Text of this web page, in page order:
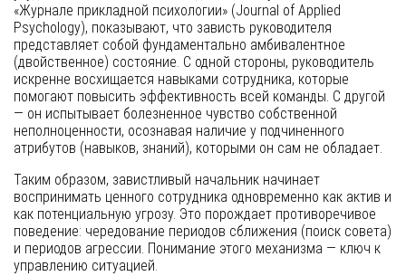
«Журнале прикладной психологии» (Journal of Applied
Psychology), показывают, что зависть руководителя
представляет собой фундаментально амбивалентное
(двойственное) состояние. С одной стороны, руководитель
искренне восхищается навыками сотрудника, которые
помогают повысить эффективность всей команды. С другой
— он испытывает болезненное чувство собственной
неполноценности, осознавая наличие у подчиненного
атрибутов (навыков, знаний), которыми он сам не обладает.
Таким образом, завистливый начальник начинает
воспринимать ценного сотрудника одновременно как актив и
как потенциальную угрозу. Это порождает противоречивое
поведение: чередование периодов сближения (поиск совета)
и периодов агрессии. Понимание этого механизма — ключ к
управлению ситуацией.